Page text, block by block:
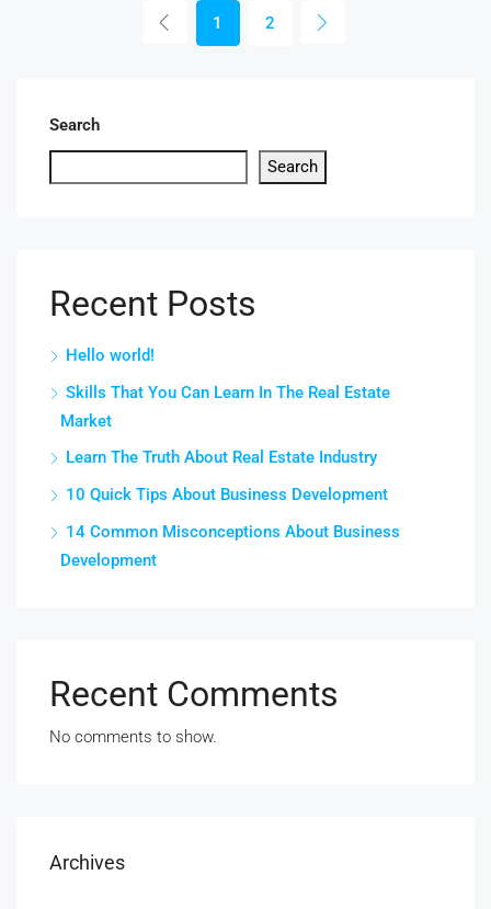
1 2
Search
Search
Recent Posts
Hello world!
Skills That You Can Learn In The Real Estate
Market
Learn The Truth About Real Estate Industry
10 Quick Tips About Business Development
14 Common Misconceptions About Business
Development
Recent Comments
No comments to show.
Archives